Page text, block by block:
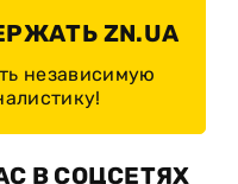
ZN.UA
независимую
В СОЦСЕТЯХ